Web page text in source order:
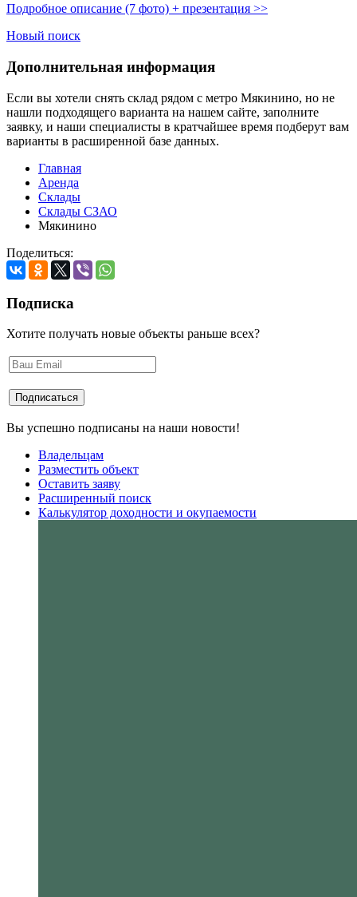
Подробное описание (7 фото) + презентация >>
Новый поиск
Дополнительная информация
Если вы хотели снять склад рядом с метро Мякинино, но не
нашли подходящего варианта на нашем сайте, заполните
заявку, и наши специалисты в кратчайшее время подберут вам
варианты в расширенной базе данных.
Главная
Аренда
Склады
Склады СЗАО
Мякинино
Поделиться:
Подписка
Хотите получать новые объекты раньше всех?
Вы успешно подписаны на наши новости!
Владельцам
Разместить объект
Оставить заяву
Расширенный поиск
Калькулятор доходности и окупаемости